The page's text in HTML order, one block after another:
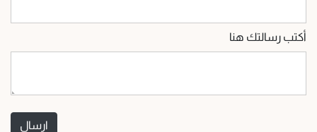
أكتب رسالتك هنا
ارسال